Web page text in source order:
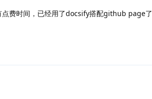
费时间，已经用了docsify搭配github page了